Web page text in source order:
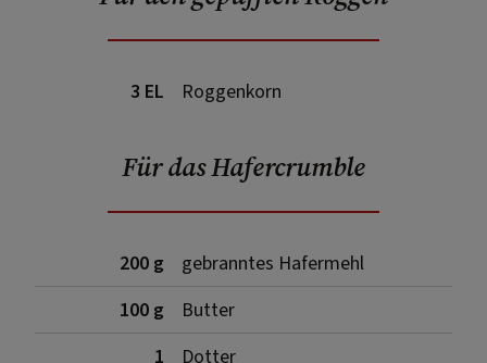
3 EL Roggenkorn
Für das Hafercrumble
200 g
gebranntes Hafermehl
100 g
Butter
1
Dotter